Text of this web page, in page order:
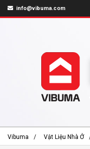
info@vibuma.com
Vibuma Vật Liệu Nhà Ở